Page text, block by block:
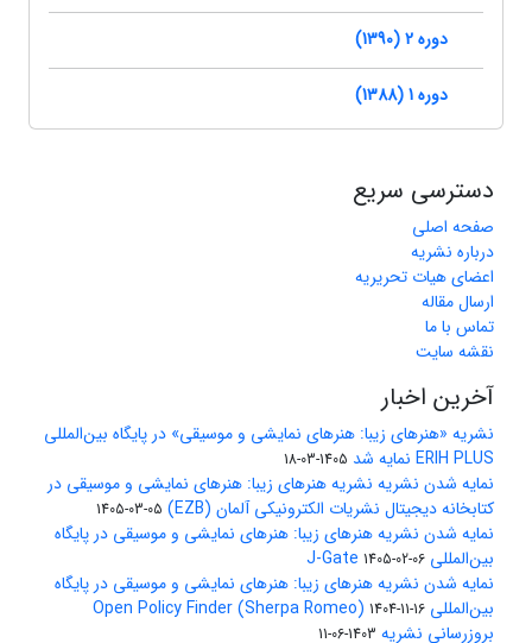
دوره 2 (1390)
دوره 1 (1388)
دسترسی سریع
صفحه اصلی
درباره نشریه
اعضای هیات تحریریه
ارسال مقاله
تماس با ما
نقشه سایت
آخرین اخبار
نشریه «هنرهای زیبا: هنرهای نمایشی و موسیقی» در پایگاه بین‌المللی
ERIH PLUS نمایه شد
1405-03-18
نمایه شدن نشریه نشریه هنرهای زیبا: هنرهای نمایشی و موسیقی در
کتابخانه دیجیتال نشریات الکترونیکی آلمان (EZB)
1405-03-05
نمایه شدن نشریه هنرهای زیبا: هنرهای نمایشی و موسیقی در پایگاه
بین‌المللی J-Gate 1405-02-06
نمایه شدن نشریه هنرهای زیبا: هنرهای نمایشی و موسیقی در پایگاه
بین‌المللی Open Policy Finder (Sherpa Romeo) 1404-11-16
بروزرسانی نشریه 1403-06-11